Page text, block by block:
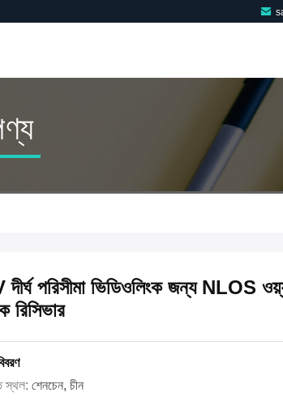
পরিসীমা ভিডিওলিংক জন্য NLOS
রিসিভার
স্থল: শেনচেন, চীন